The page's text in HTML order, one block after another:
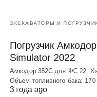
ЭКСКАВАТОРЫ И
Погрузчик
Simulator 2022
Амкодор 352С для ФС 22.
Объем топливного бака:
3 года ago